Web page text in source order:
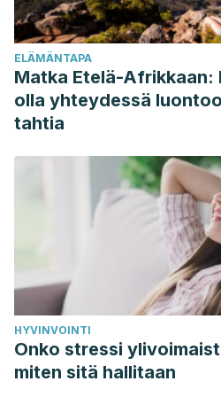
www.ncbi.nlm.nih.gov/pmc/
Lopez-Lopez A, Moreno-
AH, Garrido-Fernandez A.
alimentos. Bioaccesibilidad de
aceitunas de mesa negras
ELÄMÄNTAPA
Matka Etelä-Afrikkaan:
olla yhteydessä
tahtia
HYVINVOINTI
Onko stressi
miten sitä hallitaan